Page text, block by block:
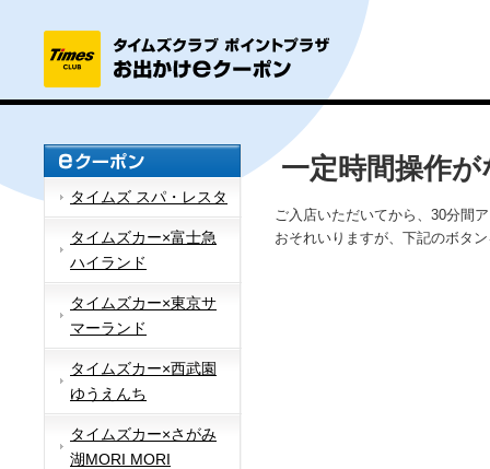
タイムズ スパ・レスタ
タイムズカー×富士急
ハイランド
タイムズカー×東京サ
マーランド
タイムズカー×西武園
ゆうえんち
タイムズカー×さがみ
湖MORI MORI
一定時間操作
ご入店いただいてから、30分間
おそれいりますが、下記のボタ